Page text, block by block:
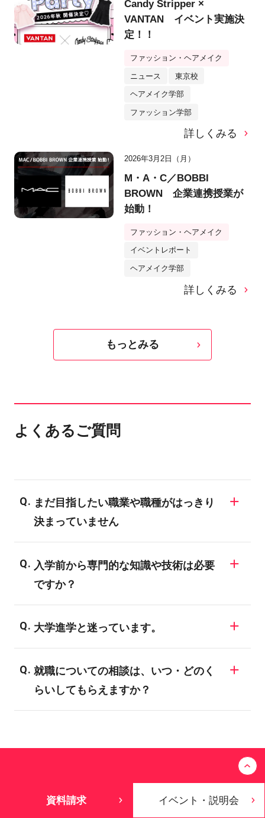
Candy Stripper ×
VANTAN イベント実施決
定！！
ファッション・ヘアメイク
ニュース 東京校
ヘアメイク学部
ファッション学部
詳しくみる
2026年3月2日（月）
M・A・C／BOBBI
BROWN 企業連携授業が
始動！
ファッション・ヘアメイク
イベントレポート
ヘアメイク学部
詳しくみる
もっとみる
よくあるご質問
まだ目指したい職業や職種がはっきり
決まっていません
で、業界についての知識がない場合、明確
な目標を決められない学生も多いようで
す。バンタンでは業界の仕組みや現状、
様々な職種についてご説明する進路ガイダ
ンスを開催しています。興味のある業界に
ついては、ぜひ専門のスタッフにご相談し
てみてください。
入学前から専門的な知識や技術は必要
ですか？
験者や初心者です。全ての学科・専攻が未
経験者対応のカリキュラムになっており、
専門的な知識や技術は入学後にしっかり学
ぶことができます。
大学進学と迷っています。
の習得」により、自分の関心を深めていく
ことを目標としています。バンタンでは、
「現場実習やインターンシップ、企業・メ
志望業界の専門職に就くための技術習得や
るため、どちらに進むかによってその後の
就職についての相談は、いつ・どのく
らいしてもらえますか？
つのステップに合わせてお話いたします。1.
就職活動の準備 2.エントリー 3.会社説明
会・面接 このステップに合わせて、適時
アドバイスをさせて頂きます。早期に進路
資料請求 イベント・説明会